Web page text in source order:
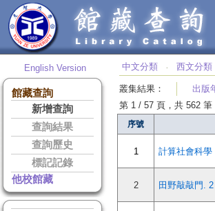
English Version
館藏查詢
新增查詢
查詢結果
查詢歷史
標記記錄
他校館藏
中文分類 ‧ 西文分類
叢集結果 ： 出版
第 1 / 57 頁，共 562 筆
序號
1 計算社會科
2 田野敲敲門.